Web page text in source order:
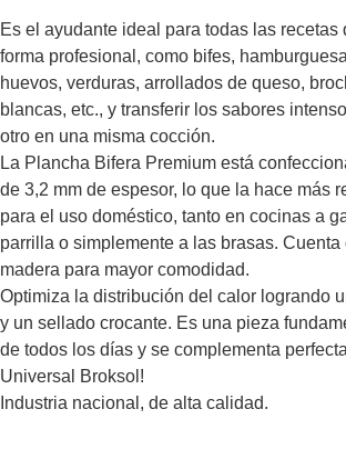
Es el ayudante ideal para todas las recetas
forma profesional, como bifes,
huevos, verduras, arrollados de queso,
blancas, etc., y transferir los sabores
otro en una misma cocción.
La Plancha Bifera Premium está
de 3,2 mm de espesor, lo que la hace más
para el uso doméstico, tanto en cocinas a
parrilla o simplemente a las brasas.
madera para mayor comodidad.
Optimiza la distribución del calor logrando
y un sellado crocante. Es una pieza
de todos los días y se complementa
Universal Broksol!
Industria nacional, de alta calidad.